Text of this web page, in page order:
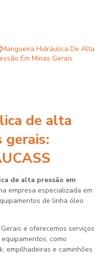
de alta
gerais:
de alta pressão em
empresa especializada em
de linha óleo
e oferecemos serviços
como
empilhadeiras e caminhões